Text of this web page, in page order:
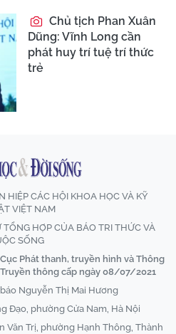
Chủ tịch Phan Xuân
Dũng: Vĩnh Long cần
phát huy trí tuệ trí thức
trẻ
HIỆP CÁC HỘI KHOA HỌC VÀ KỸ
VIỆT NAM
HỢP CỦA BÁO TRI THỨC VÀ
SỐNG
Phát thanh, truyền hình và Thông
thông cấp ngày 08/07/2021
Nguyễn Thị Mai Hương
Đạo, phường Cửa Nam, Hà Nội
Văn Trị, phường Hạnh Thông, Thành